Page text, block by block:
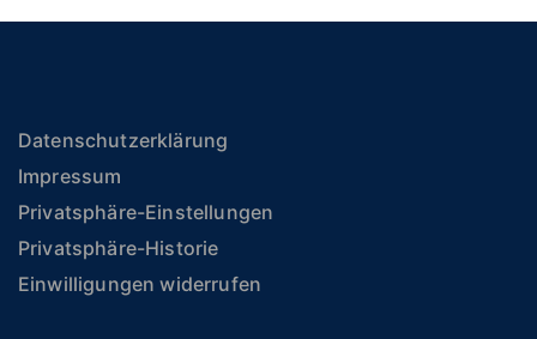
Datenschutzerklärung
Impressum
Privatsphäre-Einstellungen
Privatsphäre-Historie
Einwilligungen widerrufen